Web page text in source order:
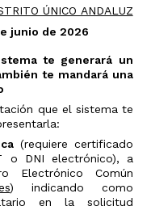
ÚNICO ANDALUZ
junio de 2026
te generará un
te mandará una
que el sistema te
(requiere certificado
o DNI electrónico), a
Electrónico Común
) indicando como
en la solicitud